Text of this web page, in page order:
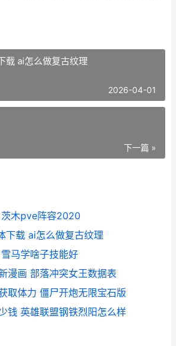
载 ai怎么做复古纹理
2026-04-01
下一篇 »
木pve阵容2020
下载 ai怎么做复古纹理
马学啥子技能好
漫画 部落冲突女王数据表
取体力 僵尸开炮无限宝石版
钱 英雄联盟钢铁烈阳怎么样